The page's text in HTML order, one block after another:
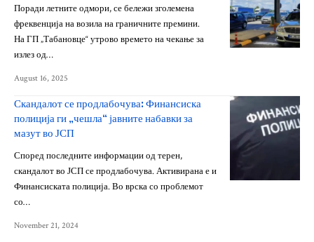
Поради летните одмори, се бележи зголемена
фреквенција на возила на граничните премини.
На ГП „Табановце“ утрово времето на чекање за
излез од…
August 16, 2025
Скандалот се продлабочува: Финансиска
полиција ги „чешла“ јавните набавки за
мазут во ЈСП
Според последните информации од терен,
скандалот во ЈСП се продлабочува. Активирана е и
Финансиската полиција. Во врска со проблемот
со…
November 21, 2024